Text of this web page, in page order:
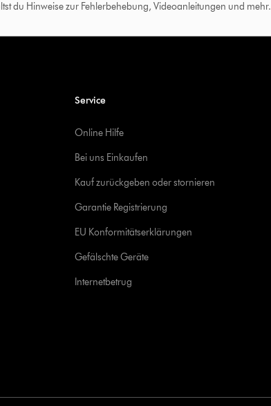
du Hinweise zur Fehlerbehebung, Videoanleitungen und mehr.
Service
Online Hilfe
Bei uns Einkaufen
Kauf zurückgeben oder stornieren
Garantie Registrierung
EU Konformitätserklärungen
Gefälschte Geräte
Internetbetrug